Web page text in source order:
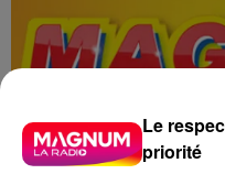
Le
priorité